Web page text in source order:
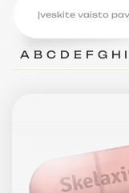
A B C D E F G H I